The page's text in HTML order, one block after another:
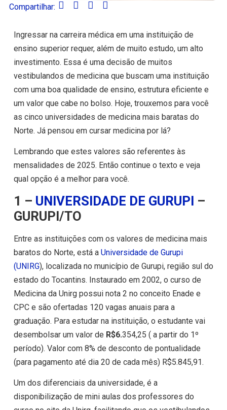
Compartilhar:
Ingressar na carreira médica em uma instituição de
ensino superior requer, além de muito estudo, um alto
investimento. Essa é uma decisão de muitos
vestibulandos de medicina que buscam uma instituição
com uma boa qualidade de ensino, estrutura eficiente e
um valor que cabe no bolso. Hoje, trouxemos para você
as cinco universidades de medicina mais baratas do
Norte. Já pensou em cursar medicina por lá?
Lembrando que estes valores são referentes às
mensalidades de 2025. Então continue o texto e veja
qual opção é a melhor para você.
1 – UNIVERSIDADE DE GURUPI –
GURUPI/TO
Entre as instituições com os valores de medicina mais
baratos do Norte, está a Universidade de Gurupi
(UNIRG), localizada no município de Gurupi, região sul do
estado do Tocantins. Instaurado em 2002, o curso de
Medicina da Unirg possui nota 2 no conceito Enade e
CPC e são ofertadas 120 vagas anuais para a
graduação. Para estudar na instituição, o estudante vai
desembolsar um valor de R$6.354,25 ( a partir do 1º
período). Valor com 8% de desconto de pontualidade
(para pagamento até dia 20 de cada mês) R$5.845,91.
Um dos diferenciais da universidade, é a
disponibilização de mini aulas dos professores do